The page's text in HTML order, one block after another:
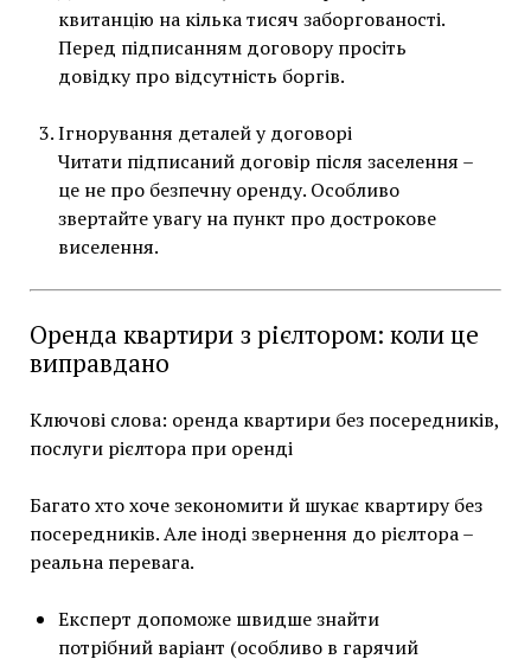
квитанцію на кілька тисяч заборгованості.
Перед підписанням договору просіть
довідку про відсутність боргів.
Ігнорування деталей у договорі
Читати підписаний договір після заселення –
це не про безпечну оренду. Особливо
звертайте увагу на пункт про дострокове
виселення.
Оренда квартири з рієлтором: коли це
виправдано
Ключові слова: оренда квартири без посередників,
послуги рієлтора при оренді
Багато хто хоче зекономити й шукає квартиру без
посередників. Але іноді звернення до рієлтора –
реальна перевага.
Експерт допоможе швидше знайти
потрібний варіант (особливо в гарячий